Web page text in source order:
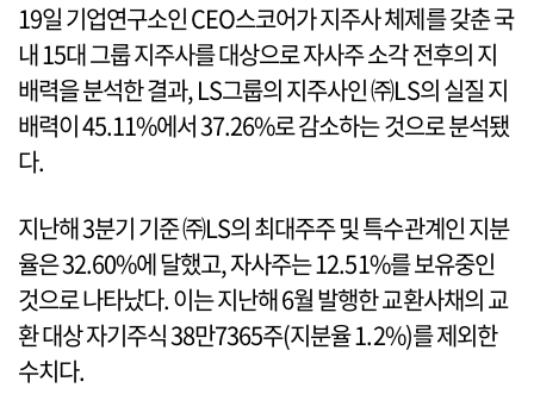
19일 기업연구소인 CEO스코어가 지주사 체제를 갖춘 국
내 15대 그룹 지주사를 대상으로 자사주 소각 전후의 지
배력을 분석한 결과, LS그룹의 지주사인 ㈜LS의 실질 지
배력이 45.11%에서 37.26%로 감소하는 것으로 분석됐
다.
지난해 3분기 기준 ㈜LS의 최대주주 및 특수관계인 지분
율은 32.60%에 달했고, 자사주는 12.51%를 보유중인
것으로 나타났다. 이는 지난해 6월 발행한 교환사채의 교
환 대상 자기주식 38만7365주(지분율 1.2%)를 제외한
수치다.